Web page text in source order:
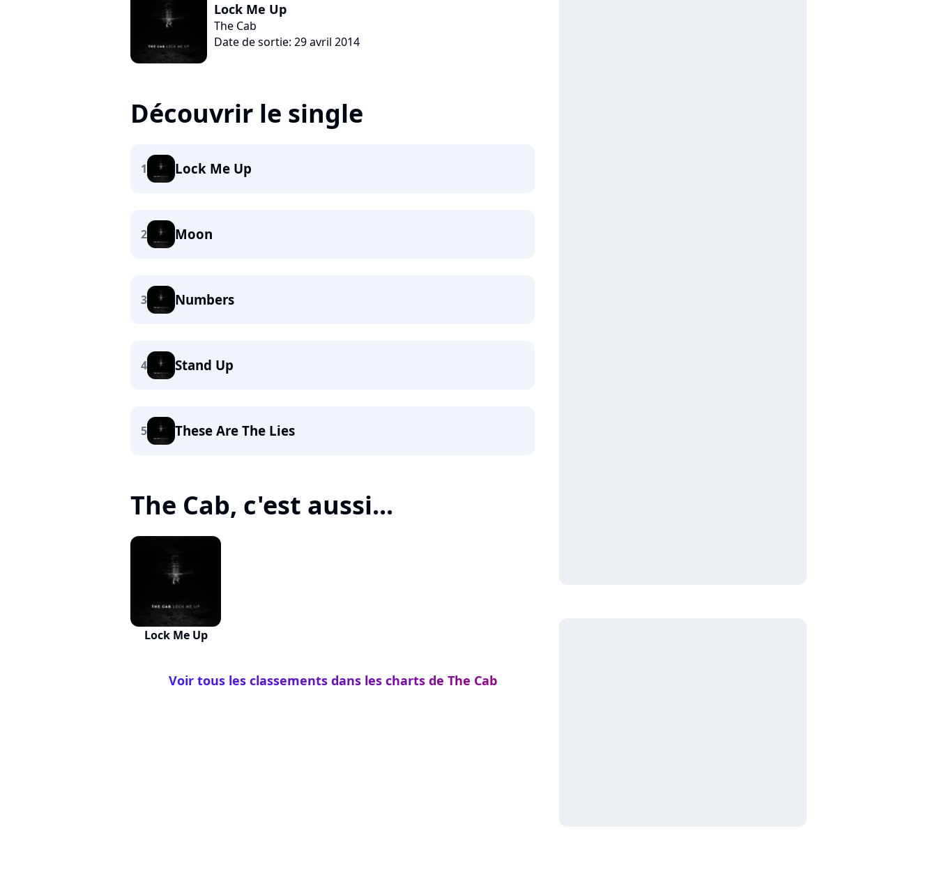
Lock Me Up
The Cab
Date de sortie: 29 avril 2014
Découvrir le single
1 Lock Me Up
2 Moon
3 Numbers
4 Stand Up
5 These Are The Lies
The Cab, c'est aussi...
Lock Me Up
Voir tous les classements dans les charts de The Cab